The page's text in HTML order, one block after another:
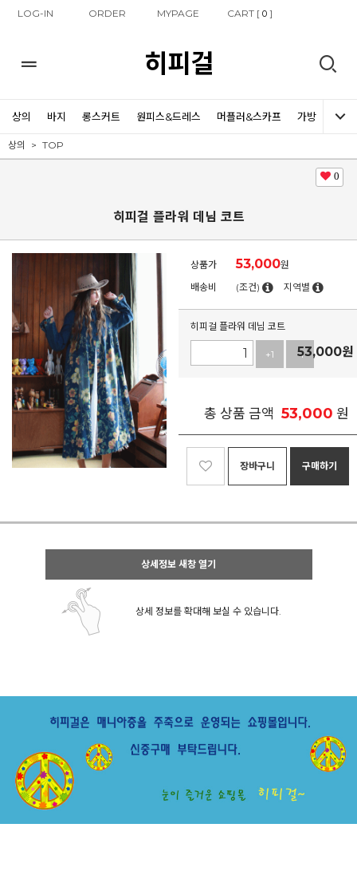
LOG-IN ORDER MYPAGE CART [0 ]
히피걸
상의 바지 롱스커트 원피스&드레스 머플러&스카프 가방 신발
상의 TOP
0
히피걸 플라워 데님 코트
상품가 53,000원
배송비
(조건) 지역별
히피걸 플라워 데님 코트
+1 -1
53,000원
총 상품 금액 53,000 원
장바구니 구매하기
상세정보 새창 열기
상세 정보를 확대해 보실 수 있습니다.